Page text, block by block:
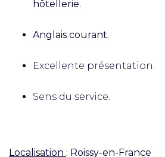
hôtellerie.
Anglais courant.
Excellente présentation.
Sens du service.
Localisation : Roissy-en-France